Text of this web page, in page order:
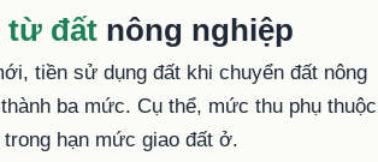
từ đất nông nghiệp
tiền sử dụng đất khi chuyển đất nông
ba mức. Cụ thể, mức thu phụ thuộc
hạn mức giao đất ở.